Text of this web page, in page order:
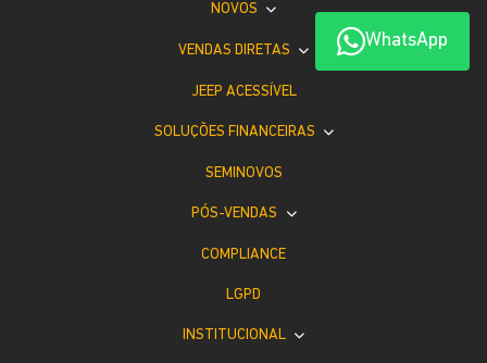
WhatsApp
NOVOS
VENDAS DIRETAS
JEEP ACESSÍVEL
SOLUÇÕES FINANCEIRAS
SEMINOVOS
PÓS-VENDAS
COMPLIANCE
LGPD
INSTITUCIONAL